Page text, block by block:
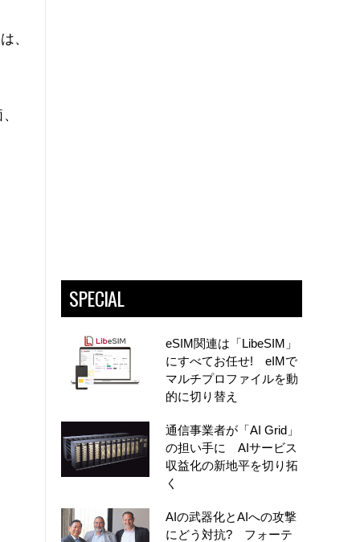
、
SPECIAL
eSIM関連は「LibeSIM」
にすべてお任せ! eIMで
マルチプロファイルを動
的に切り替え
通信事業者が「AI Grid」
の担い手に AIサービス
収益化の新地平を切り拓
く
AIの武器化とAIへの攻撃
にどう対抗? フォーテ